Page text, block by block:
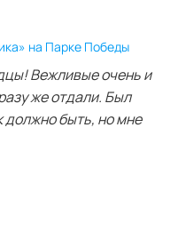
на Парке Победы
Вежливые очень и
же отдали. Был
должно быть, но мне